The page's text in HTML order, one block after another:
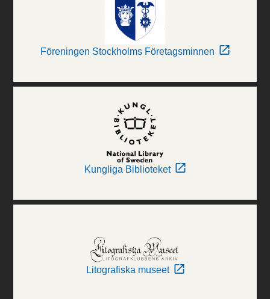
Föreningen Stockholms Företagsminnen
Kungliga Biblioteket
Litografiska museet